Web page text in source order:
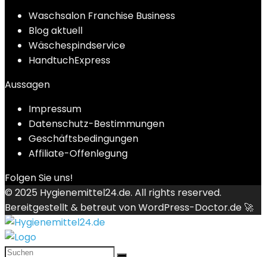
Waschsalon Franchise Business
Blog aktuell
Wäschespindservice
HandtuchExpress
Aussagen
Impressum
Datenschutz-Bestimmungen
Geschäftsbedingungen
Affiliate-Offenlegung
Folgen Sie uns!
© 2025 Hygienemittel24.de. All rights reserved.
Bereitgestellt & betreut vonWordPress-Doctor.de 🚀